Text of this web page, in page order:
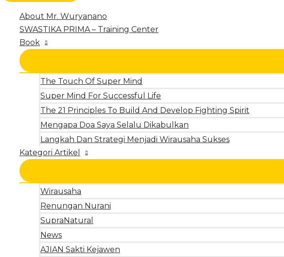
About Mr. Wuryanano
SWASTIKA PRIMA – Training Center
Book
The Touch Of Super Mind
Super Mind For Successful Life
The 21 Principles To Build And Develop Fighting Spirit
Mengapa Doa Saya Selalu Dikabulkan
Langkah Dan Strategi Menjadi Wirausaha Sukses
Kategori Artikel
Wirausaha
Renungan Nurani
SupraNatural
News
AJIAN Sakti Kejawen